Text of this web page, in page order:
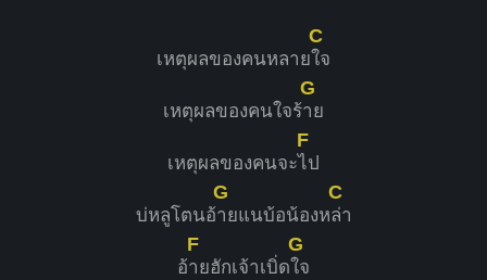
เหตุผลของคนหลาย
C
ใจ
เหตุผลของคนใจร้
G
าย
เหตุผลของคนจะ
F
ไป
บ่หลูโตนอ้
G
ายแนบ้อน้องห
C
ล่า
อ้
F
ายฮักเจ้าเบิ่ด
G
ใจ